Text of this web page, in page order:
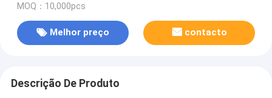
MOQ：10,000pcs
Melhor preço contacto
Descrição De Produto